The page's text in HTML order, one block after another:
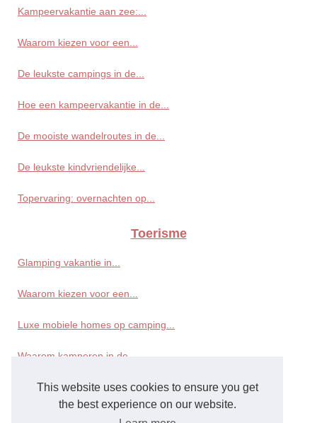
This website uses cookies to ensure you get
the best experience on our website.
Kampeervakantie aan zee:...
Waarom kiezen voor een...
De leukste campings in de...
Hoe een kampeervakantie in de...
De mooiste wandelroutes in de...
De leukste kindvriendelijke...
Topervaring: overnachten op...
Toerisme
Glamping vakantie in...
Waarom kiezen voor een...
Luxe mobiele homes op camping...
Waarom kamperen in de...
Stacaravan huren in de...
L’oasis du verdon: een...